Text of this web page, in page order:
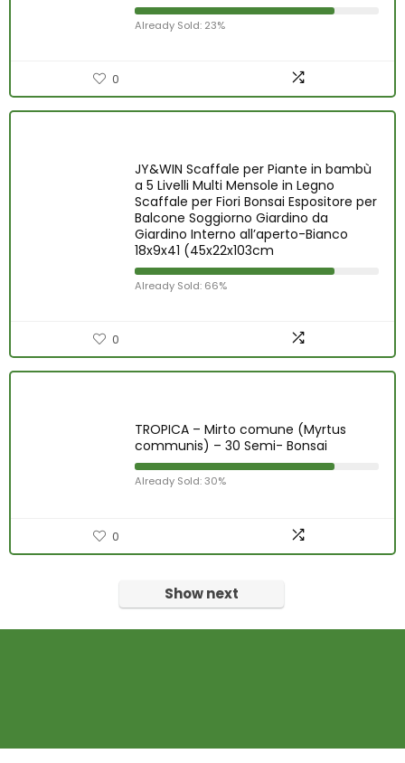
Already Sold: 23%
0
JY&WIN Scaffale per Piante in bambù
a 5 Livelli Multi Mensole in Legno
Scaffale per Fiori Bonsai Espositore per
Balcone Soggiorno Giardino da
Giardino Interno all’aperto-Bianco
18x9x41 (45x22x103cm
Already Sold: 66%
0
TROPICA – Mirto comune (Myrtus
communis) – 30 Semi- Bonsai
Already Sold: 30%
0
Show next